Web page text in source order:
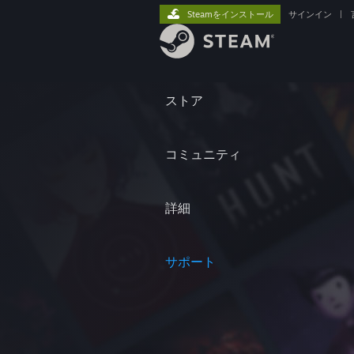
ストア
コミュニティ
詳細
サポート
Steamをインストール サインイン